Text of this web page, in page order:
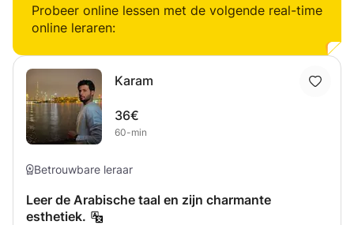
letters te leren
Probeer online lessen met de volgende real-time
online leraren:
Karam
36€
60-min
Betrouwbare leraar
Leer de Arabische taal en zijn charmante
esthetiek.